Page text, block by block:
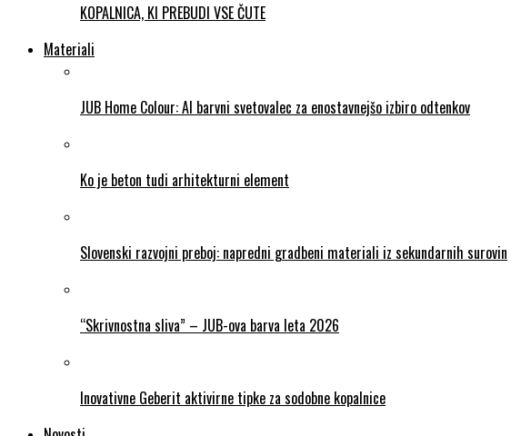
KOPALNICA, KI PREBUDI VSE ČUTE
Materiali
JUB Home Colour: AI barvni svetovalec za enostavnejšo izbiro odtenkov
Ko je beton tudi arhitekturni element
Slovenski razvojni preboj: napredni gradbeni materiali iz sekundarnih surovin
“Skrivnostna sliva” – JUB-ova barva leta 2026
Inovativne Geberit aktivirne tipke za sodobne kopalnice